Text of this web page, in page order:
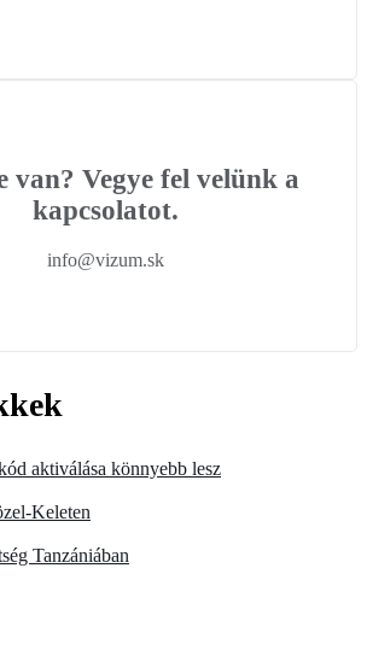
van? Vegye fel velünk a
kapcsolatot.
info@vizum.sk
aktiválása könnyebb lesz
Keleten
Tanzániában